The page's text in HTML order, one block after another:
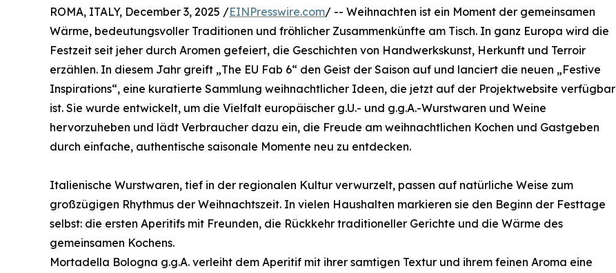
ROMA, ITALY, December 3, 2025 /EINPresswire.com/ -- Weihnachten ist ein Moment der gemeinsamen
Wärme, bedeutungsvoller Traditionen und fröhlicher Zusammenkünfte am Tisch. In ganz Europa wird die
Festzeit seit jeher durch Aromen gefeiert, die Geschichten von Handwerkskunst, Herkunft und Terroir
erzählen. In diesem Jahr greift „The EU Fab 6“ den Geist der Saison auf und lanciert die neuen „Festive
Inspirations“, eine kuratierte Sammlung weihnachtlicher Ideen, die jetzt auf der Projektwebsite verfügbar
ist. Sie wurde entwickelt, um die Vielfalt europäischer g.U.- und g.g.A.-Wurstwaren und Weine
hervorzuheben und lädt Verbraucher dazu ein, die Freude am weihnachtlichen Kochen und Gastgeben
durch einfache, authentische saisonale Momente neu zu entdecken.
Italienische Wurstwaren, tief in der regionalen Kultur verwurzelt, passen auf natürliche Weise zum
großzügigen Rhythmus der Weihnachtszeit. In vielen Haushalten markieren sie den Beginn der Festtage
selbst: die ersten Aperitifs mit Freunden, die Rückkehr traditioneller Gerichte und die Wärme des
gemeinsamen Kochens.
Mortadella Bologna g.g.A. verleiht dem Aperitif mit ihrer samtigen Textur und ihrem feinen Aroma eine